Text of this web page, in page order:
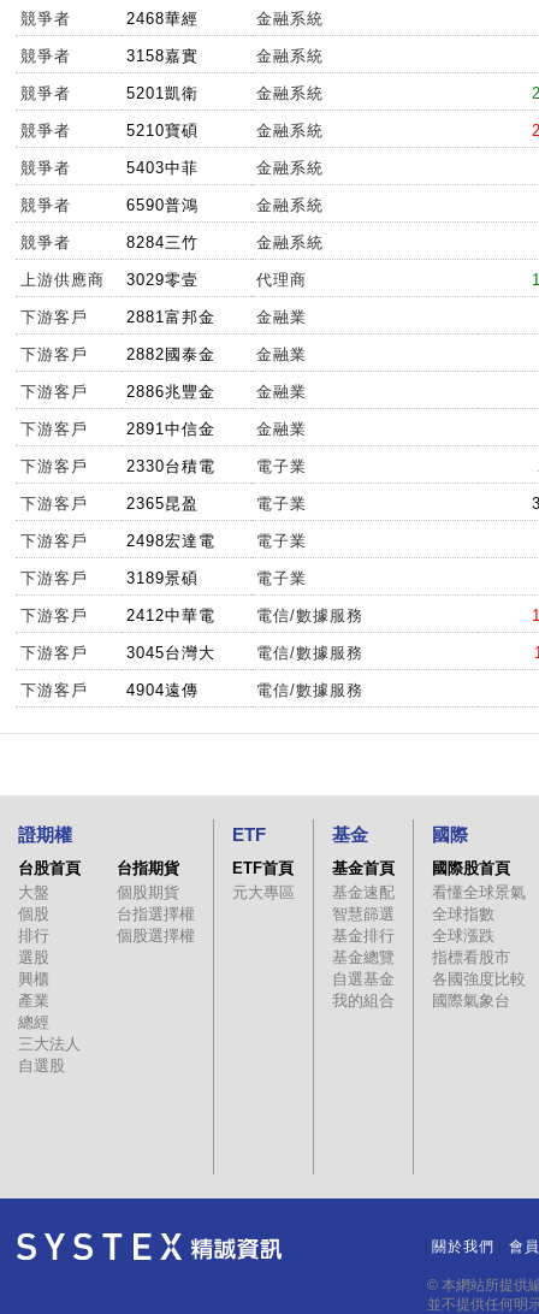
競爭者 2468華經 金融系統
競爭者 3158嘉實 金融系統
競爭者 5201凱衛 金融系統
競爭者 5210寶碩 金融系統
競爭者 5403中菲 金融系統
競爭者 6590普鴻 金融系統
競爭者 8284三竹 金融系統
上游供應商 3029零壹 代理商
下游客戶 2881富邦金 金融業
下游客戶 2882國泰金 金融業
下游客戶 2886兆豐金 金融業
下游客戶 2891中信金 金融業
下游客戶 2330台積電 電子業
下游客戶 2365昆盈 電子業
下游客戶 2498宏達電 電子業
下游客戶 3189景碩 電子業
下游客戶 2412中華電 電信/數據服務
下游客戶 3045台灣大 電信/數據服務
下游客戶 4904遠傳 電信/數據服務
證期權
台股首頁
大盤
個股
排行
選股
興櫃
產業
總經
三大法人
自選股
台指期貨
個股期貨
台指選擇權
個股選擇權
ETF
ETF首頁
元大專區
基金
基金首頁
基金速配
智慧篩選
基金排行
基金總覽
自選基金
我的組合
國際
國際股首頁
看懂全球景氣
全球指數
全球漲跌
指標看股市
各國強度比較
國際氣象台
關於我們 會
© 本網站所提供
並不提供任何明